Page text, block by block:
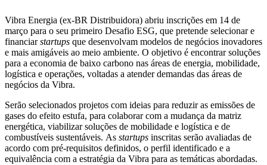
Vibra Energia (ex-BR Distribuidora) abriu inscrições em 14 de
março para o seu primeiro Desafio ESG, que pretende selecionar e
financiarstartups que desenvolvam modelos de negócios inovadores
e mais amigáveis ao meio ambiente. O objetivo é encontrar soluções
para a economia de baixo carbono nas áreas de energia, mobilidade,
logística e operações, voltadas a atender demandas das áreas de
negócios da Vibra.
Serão selecionados projetos com ideias para reduzir as emissões de
gases do efeito estufa, para colaborar com a mudança da matriz
energética, viabilizar soluções de mobilidade e logística e de
combustíveis sustentáveis. As startups inscritas serão avaliadas de
acordo com pré-requisitos definidos, o perfil identificado e a
equivalência com a estratégia da Vibra para as temáticas abordadas.